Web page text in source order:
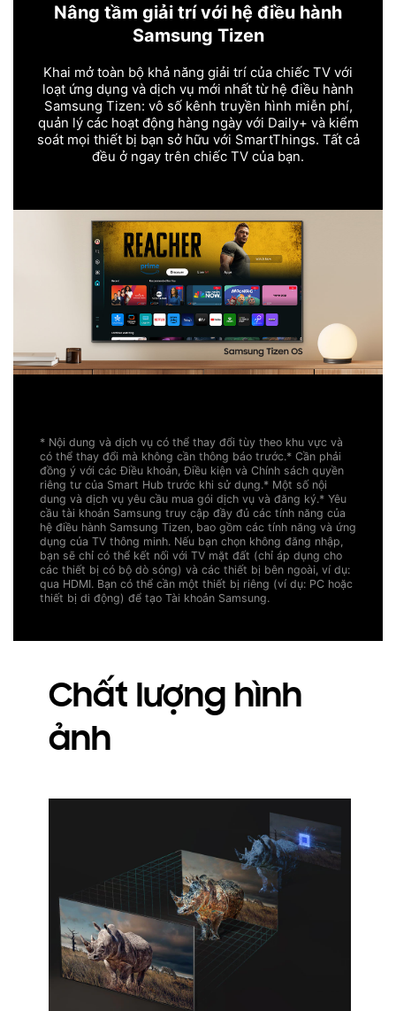
Nâng tầm giải trí với hệ điều hành
Samsung Tizen
Khai mở toàn bộ khả năng giải trí của chiếc TV với
loạt ứng dụng và dịch vụ mới nhất từ hệ điều hành
Samsung Tizen: vô số kênh truyền hình miễn phí,
quản lý các hoạt động hàng ngày với Daily+ và kiểm
soát mọi thiết bị bạn sở hữu với SmartThings. Tất cả
đều ở ngay trên chiếc TV của bạn.
* Nội dung và dịch vụ có thể thay đổi tùy theo khu vực và
có thể thay đổi mà không cần thông báo trước.* Cần phải
đồng ý với các Điều khoản, Điều kiện và Chính sách quyền
riêng tư của Smart Hub trước khi sử dụng.* Một số nội
dung và dịch vụ yêu cầu mua gói dịch vụ và đăng ký.* Yêu
cầu tài khoản Samsung truy cập đầy đủ các tính năng của
hệ điều hành Samsung Tizen, bao gồm các tính năng và ứng
dụng của TV thông minh. Nếu bạn chọn không đăng nhập,
bạn sẽ chỉ có thể kết nối với TV mặt đất (chỉ áp dụng cho
các thiết bị có bộ dò sóng) và các thiết bị bên ngoài, ví dụ:
qua HDMI. Bạn có thể cần một thiết bị riêng (ví dụ: PC hoặc
thiết bị di động) để tạo Tài khoản Samsung.
Chất lượng hình
ảnh